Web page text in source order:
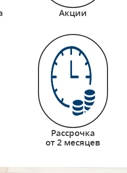
Акции
Рассрочка
от 2 месяцев